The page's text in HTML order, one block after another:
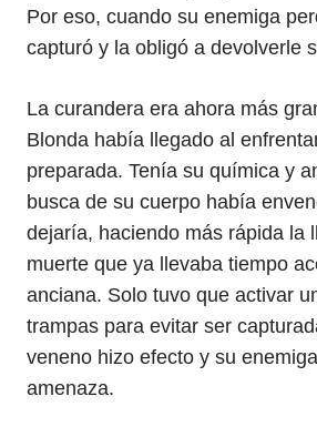
Por eso, cuando su enemiga
capturó y la obligó a devolverle
La curandera era ahora más
Blonda había llegado al
preparada. Tenía su química y
busca de su cuerpo había
dejaría, haciendo más rápida la
muerte que ya llevaba tiempo
anciana. Solo tuvo que activar
trampas para evitar ser
veneno hizo efecto y su
amenaza.